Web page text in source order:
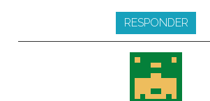
RESPONDER